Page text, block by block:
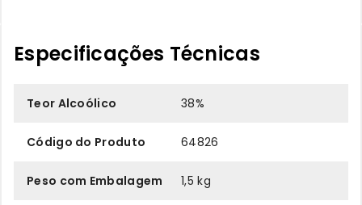
Especificações Técnicas
Teor Alcoólico 38%
Código do Produto 64826
Peso com Embalagem 1,5 kg